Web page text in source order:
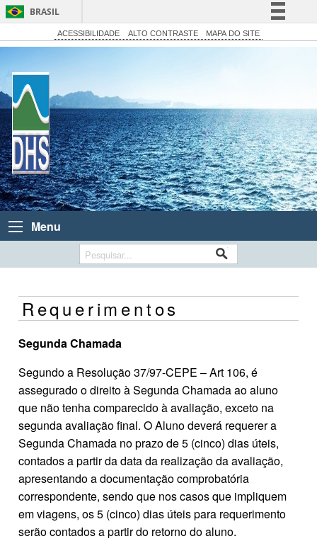
BRASIL
Simplifique!
Legislação
Canais
ACESSIBILIDADE ALTO CONTRASTE MAPA DO SITE
Menu
Requerimentos
Segunda Chamada
Segundo a Resolução 37/97-CEPE – Art 106, é
assegurado o direito à Segunda Chamada ao aluno
que não tenha comparecido à avaliação, exceto na
segunda avaliação final. O Aluno deverá requerer a
Segunda Chamada no prazo de 5 (cinco) dias úteis,
contados a partir da data da realização da avaliação,
apresentando a documentação comprobatória
correspondente, sendo que nos casos que impliquem
em viagens, os 5 (cinco) dias úteis para requerimento
serão contados a partir do retorno do aluno.